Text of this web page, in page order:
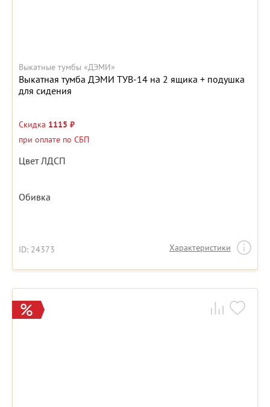
Выкатные тумбы «ДЭМИ»
Выкатная тумба ДЭМИ ТУВ-14 на 2 ящика + подушка
для сидения
Скидка 1115 ₽
при оплате по СБП
Цвет ЛДСП
Обивка
ID: 24373 Характеристики